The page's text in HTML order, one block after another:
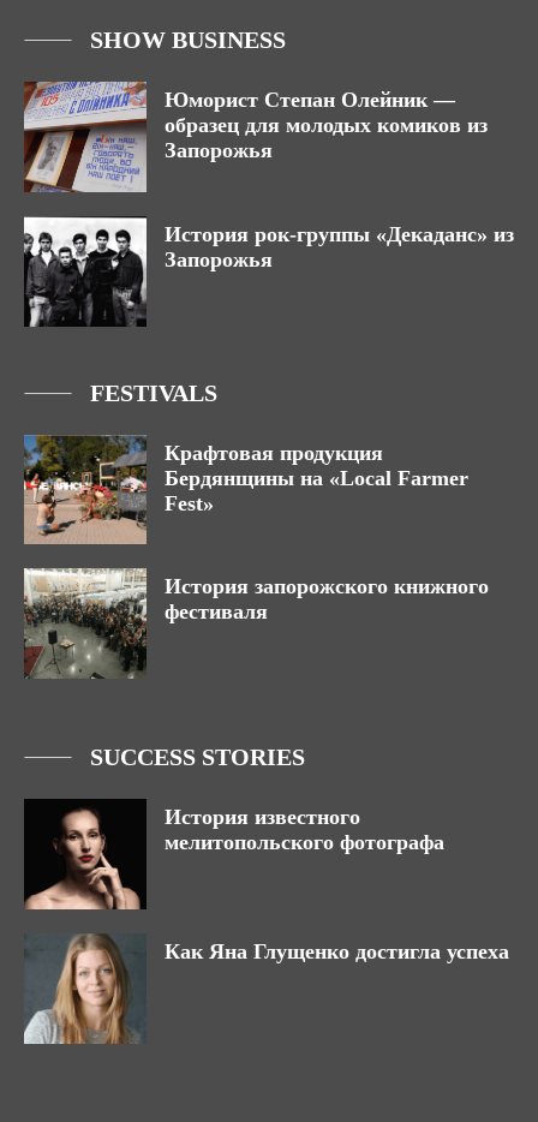
SHOW BUSINESS
Юморист Степан Олейник —
образец для молодых комиков из
Запорожья
История рок-группы «Декаданс» из
Запорожья
FESTIVALS
Крафтовая продукция
Бердянщины на «Local Farmer
Fest»
История запорожского книжного
фестиваля
SUCCESS STORIES
История известного
мелитопольского фотографа
Как Яна Глущенко достигла успеха